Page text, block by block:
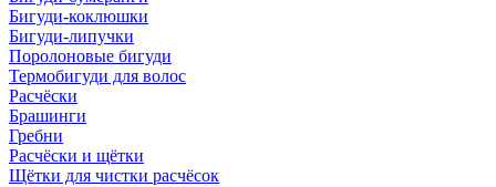
Бигуди-коклюшки
Бигуди-липучки
Поролоновые бигуди
Термобигуди для волос
Расчёски
Брашинги
Гребни
Расчёски и щётки
Щётки для чистки расчёсок